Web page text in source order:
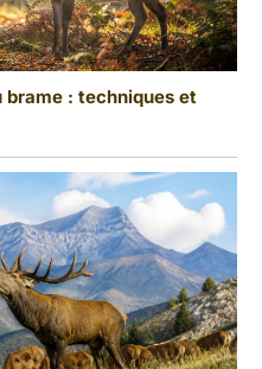
brame : techniques et